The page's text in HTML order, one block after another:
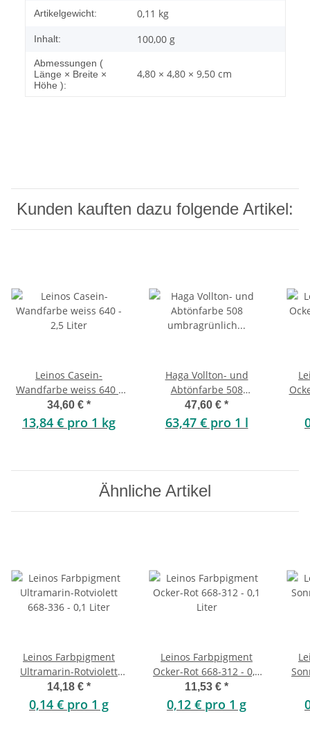
Artikelgewicht: 0,11 kg
Inhalt: 100,00 g
Abmessungen (
Länge × Breite ×
Höhe ):
4,80 × 4,80 × 9,50 cm
Kunden kauften dazu folgende Artikel:
Leinos Casein-
Wandfarbe weiss 640 -
2,5 Liter
34,60 € *
13,84 € pro 1 kg
Haga Vollton- und
Abtönfarbe 508
umbragrünlich 0,75 Liter
47,60 € *
63,47 € pro 1 l
Ähnliche Artikel
Leinos Farbpigment
Ultramarin-Rotviolett
668-336 - 0,1 Liter
14,18 € *
0,14 € pro 1 g
Leinos Farbpigment
Ocker-Rot 668-312 - 0,1
Liter
11,53 € *
0,12 € pro 1 g